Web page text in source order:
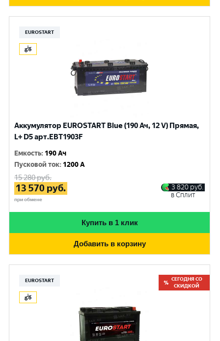
EUROSTART
Аккумулятор EUROSTART Blue (190 Ач, 12 V) Прямая,
L+ D5 арт.EBT1903F
Емкость: 190 Ач
Пусковой ток: 1200 A
15 280руб.
13 570 руб.
при обмене
3 820 руб.
в Сплит
Купить в 1 клик
Добавить в корзину
EUROSTART
СЕГОДНЯ СО
СКИДКОЙ